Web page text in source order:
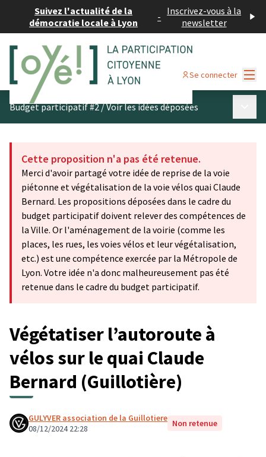
Suivez l'actualité de la
démocratie locale à Lyon
- Inscrivez-vous à la
newsletter
Se connecter
Budget participatif #2/Voir les idées déposées
Cette proposition n'a pas été retenue.
Merci d'avoir partagé votre idée de reprise de la voie
piétonne et végétalisation de la voie vélos quai Claude
Bernard. Les propositions déposées dans le cadre du
budget participatif doivent relever des compétences de
la Ville. Or l'aménagement de la voirie (comme les
places, les rues, les voies vélos et leur végétalisation,
etc.) est une compétence exercée par la Métropole de
Lyon. Votre idée n'a donc malheureusement pas été
retenue dans le cadre du budget participatif.
Végétatiser l’autoroute à
vélos sur le quai Claude
Bernard (Guillotière)
GULYVER association de la Guillotiere
08/12/2024 22:28
Non retenue